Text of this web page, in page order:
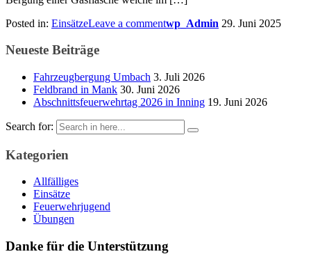
Posted in: EinsätzeLeave a commentwp_Admin 29. Juni 2025
Neueste Beiträge
Fahrzeugbergung Umbach 3. Juli 2026
Feldbrand in Mank 30. Juni 2026
Abschnittsfeuerwehrtag 2026 in Inning 19. Juni 2026
Search for:
Kategorien
Allfälliges
Einsätze
Feuerwehrjugend
Übungen
Danke für die Unterstützung